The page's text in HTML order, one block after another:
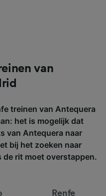
van
treinen van Antequera
het is mogelijk dat
van Antequera naar
bij het zoeken naar
de rit moet overstappen.
Renfe